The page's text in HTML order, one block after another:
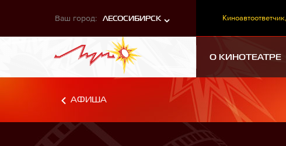
Ваш город: ЛЕСОСИБИРСК Киноавтоответчик,
О КИНОТЕАТРЕ
АФИША